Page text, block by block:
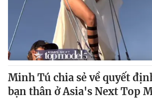
Minh Tú chia sẻ về quyết
bạn thân ở Asia's Next Top